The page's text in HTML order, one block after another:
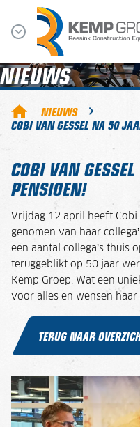
NIEUWS
NIEUWS
COBI VAN GESSEL NA 50
COBI VAN
PENSIOEN!
Vrijdag 12 april heeft Cobi
genomen van haar
een aantal collega’s thuis
teruggeblikt op 50 jaar
Kemp Groep. Wat een
voor alles en wensen
TERUG NAAR